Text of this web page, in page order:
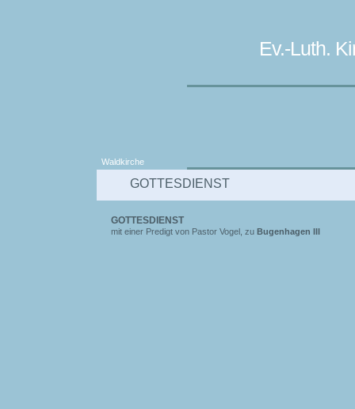
Ev.-Luth.
Waldkirche
GOTTESDIENST
GOTTESDIENST
mit einer Predigt von Pastor Vogel, zu Bugenhagen III